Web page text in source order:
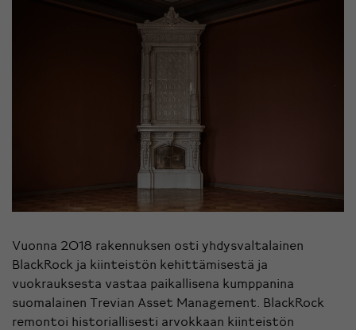
Vuonna 2018 rakennuksen osti yhdysvaltalainen
BlackRock ja kiinteistön kehittämisestä ja
vuokrauksesta vastaa paikallisena kumppanina
suomalainen Trevian Asset Management. BlackRock
remontoi historiallisesti arvokkaan kiinteistön